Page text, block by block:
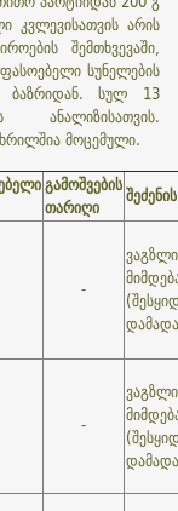
არის
შემთხვევაში,
სუნელების
ბაზრიდან. სულ 13
მოცემული.
გამოშვების
თარიღი
-
-